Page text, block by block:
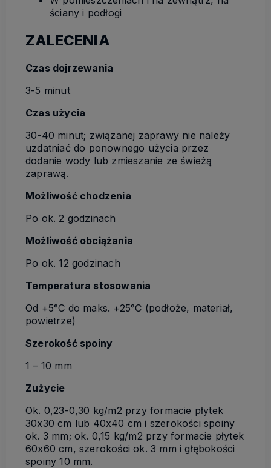
ściany i podłogi
ZALECENIA
Czas dojrzewania
3-5 minut
Czas użycia
30-40 minut; związanej zaprawy nie należy
uzdatniać do ponownego użycia przez
dodanie wody lub zmieszanie ze świeżą
zaprawą.
Możliwość chodzenia
Po ok. 2 godzinach
Możliwość obciążania
Po ok. 12 godzinach
Temperatura stosowania
Od +5°C do maks. +25°C (podłoże, materiał,
powietrze)
Szerokość spoiny
1 – 10 mm
Zużycie
Ok. 0,23-0,30 kg/m2 przy formacie płytek
30x30 cm lub 40x40 cm i szerokości spoiny
ok. 3 mm; ok. 0,15 kg/m2 przy formacie płytek
60x60 cm, szerokości ok. 3 mm i głębokości
spoiny 10 mm.